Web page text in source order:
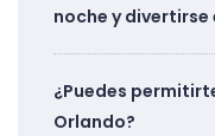
noche y divertirse
¿Puedes
Orlando?